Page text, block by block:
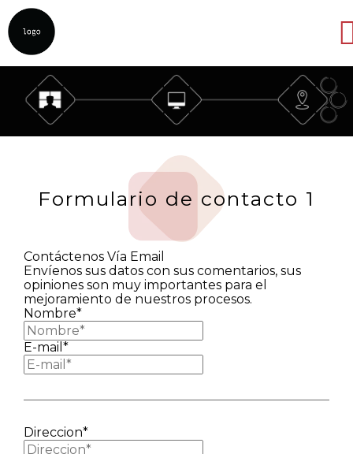
Formulario de contacto 1
Contáctenos Vía Email
Envíenos sus datos con sus comentarios, sus
opiniones son muy importantes para el
mejoramiento de nuestros procesos.
Nombre*
E-mail*
Direccion*